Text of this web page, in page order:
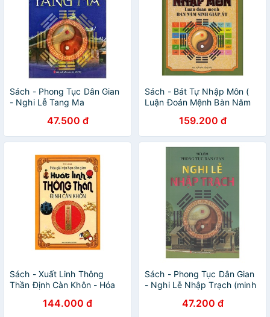
Sách - Phong Tục Dân Gian
- Nghi Lễ Tang Ma
47.500 đ
Sách - Bát Tự Nhập Môn (
Luận Đoán Mệnh Bàn Năm
159.200 đ
Sách - Xuất Linh Thông
Thần Định Càn Khôn - Hóa
bản 2018) minh lâm
144.000 đ
Sách - Phong Tục Dân Gian
- Nghi Lễ Nhập Trạch (minh
47.200 đ